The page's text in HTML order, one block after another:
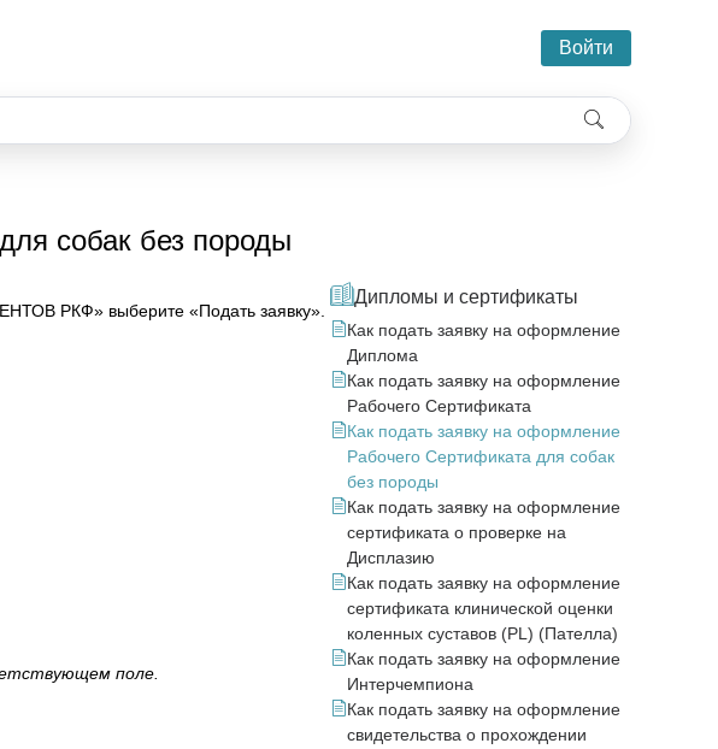
Войти
собак без породы
РКФ» выберите «Подать заявку».
поле.
Дипломы и сертификаты
Как подать заявку на оформление
Диплома
Как подать заявку на оформление
Рабочего Сертификата
Как подать заявку на оформление
Рабочего Сертификата для собак
без породы
Как подать заявку на оформление
сертификата о проверке на
Дисплазию
Как подать заявку на оформление
сертификата клинической оценки
коленных суставов (PL) (Пателла)
Как подать заявку на оформление
Интерчемпиона
Как подать заявку на оформление
свидетельства о прохождении